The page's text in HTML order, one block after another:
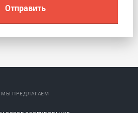
МЫ ПРЕДЛАГАЕМ